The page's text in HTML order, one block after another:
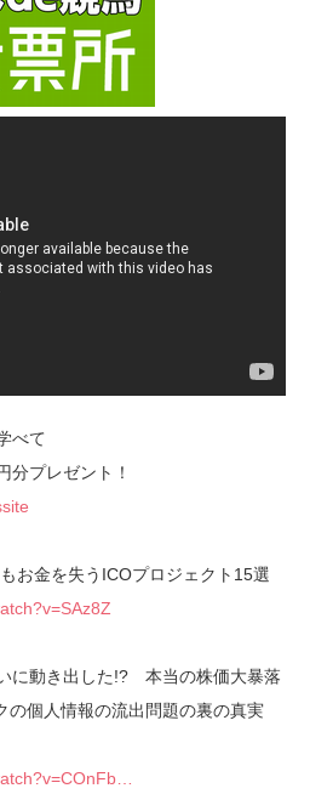
べて
分プレゼント！
お金を失うICOプロジェクト15選
に動き出した!? 本当の株価大暴落
個人情報の流出問題の裏の真実